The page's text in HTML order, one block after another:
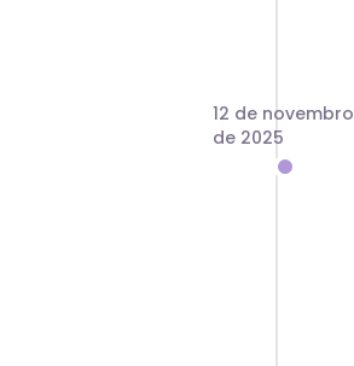
12 de novembro
de 2025